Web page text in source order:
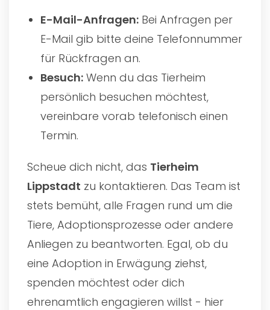
E-Mail-Anfragen: Bei Anfragen per
E-Mail gib bitte deine Telefonnummer
für Rückfragen an.
Besuch: Wenn du das Tierheim
persönlich besuchen möchtest,
vereinbare vorab telefonisch einen
Termin.
Scheue dich nicht, das Tierheim
Lippstadt zu kontaktieren. Das Team ist
stets bemüht, alle Fragen rund um die
Tiere, Adoptionsprozesse oder andere
Anliegen zu beantworten. Egal, ob du
eine Adoption in Erwägung ziehst,
spenden möchtest oder dich
ehrenamtlich engagieren willst - hier